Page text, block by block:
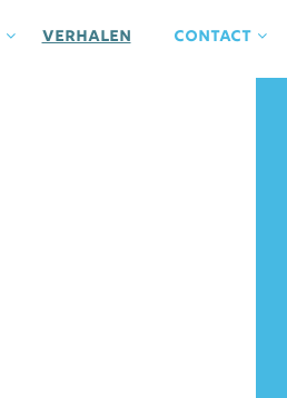
Verhalen contact